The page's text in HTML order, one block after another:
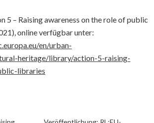
5 – Raising awareness on the role of public
online verfügbar unter:
en/urban-
heritage/library/action-5-raising-
libraries